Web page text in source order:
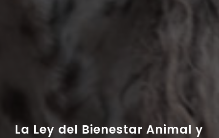
La Ley del Bienestar Animal y